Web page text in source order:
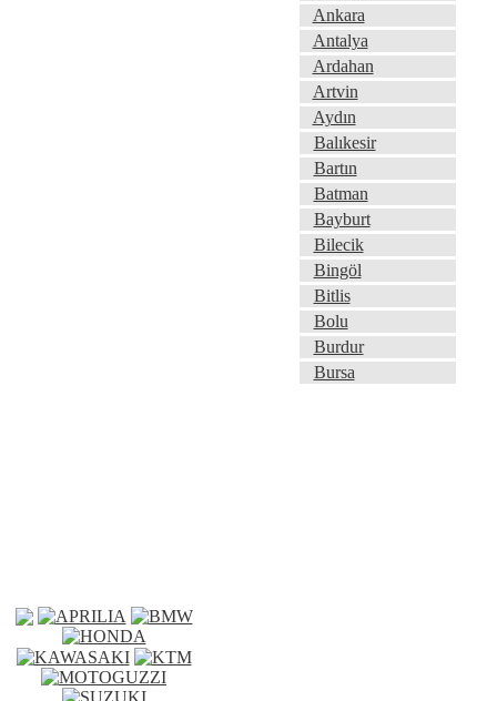
Ankara
Antalya
Ardahan
Artvin
Aydın
Balıkesir
Bartın
Batman
Bayburt
Bilecik
Bingöl
Bitlis
Bolu
Burdur
Bursa